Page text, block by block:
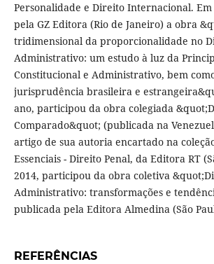
Personalidade e Direito Internacional.
pela GZ Editora (Rio de Janeiro) a obra
tridimensional da proporcionalidade no
Administrativo: um estudo à luz da
Constitucional e Administrativo, bem
jurisprudência brasileira e
ano, participou da obra colegiada
Comparado&quot; (publicada na
artigo de sua autoria encartado na
Essenciais - Direito Penal, da Editora RT
2014, participou da obra coletiva
Administrativo: transformações e
publicada pela Editora Almedina (São
REFERÊNCIAS